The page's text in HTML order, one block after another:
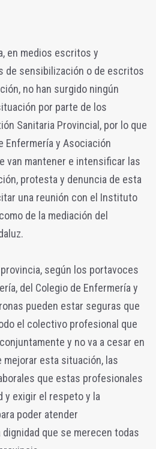
en medios escritos y
de sensibilización o de escritos
no han surgido ningún
por parte de los
Sanitaria Provincial, por lo que
Enfermería y Asociación
van mantener e intensificar las
protesta y denuncia de esta
una reunión con el Instituto
de la mediación del
según los portavoces
del Colegio de Enfermería y
pueden estar seguras que
el colectivo profesional que
y no va a cesar en
mejorar esta situación, las
que estas profesionales
y exigir el respeto y la
poder atender
que se merecen todas